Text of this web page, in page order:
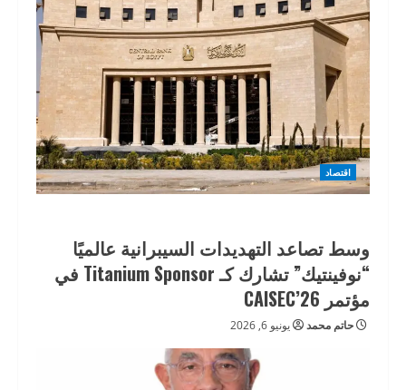
اقتصاد
وسط تصاعد التهديدات السيبرانية عالميًا
“نوفينتيك” تشارك كـ Titanium Sponsor في
مؤتمر CAISEC’26
حاتم محمد يونيو 6, 2026